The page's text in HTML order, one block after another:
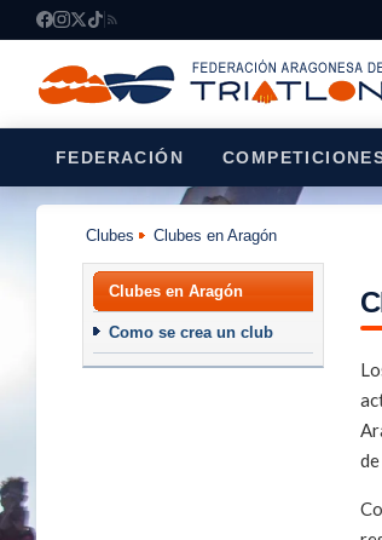
FEDERACIÓN
Clubes
Clubes en Aragón
Clubes en Aragón
Como se crea un club